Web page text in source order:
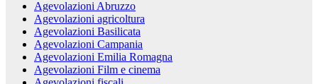
Agevolazioni Abruzzo
Agevolazioni agricoltura
Agevolazioni Basilicata
Agevolazioni Campania
Agevolazioni Emilia Romagna
Agevolazioni Film e cinema